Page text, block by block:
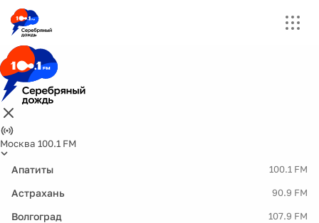
Москва 100.1 FM
Апатиты 100.1 FM
Астрахань 90.9 FM
Волгоград 107.9 FM